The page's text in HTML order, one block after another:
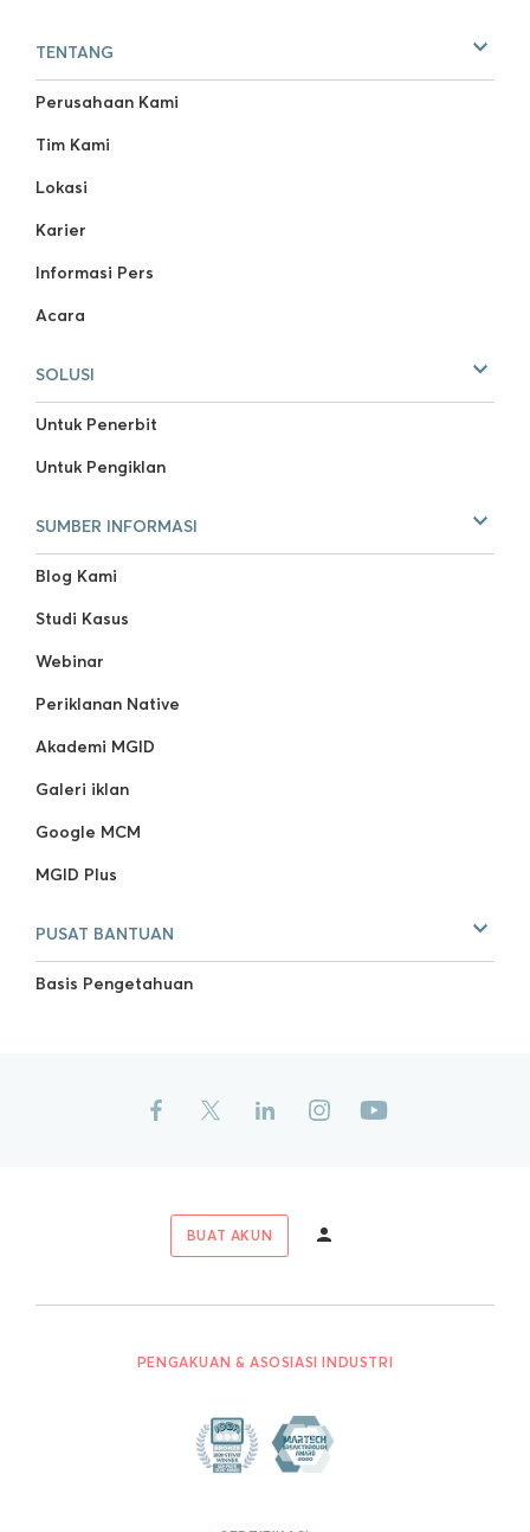
TENTANG
Perusahaan Kami
Tim Kami
Lokasi
Karier
Informasi Pers
Acara
SOLUSI
Untuk Penerbit
Untuk Pengiklan
SUMBER INFORMASI
Blog Kami
Studi Kasus
Webinar
Periklanan Native
Akademi MGID
Galeri iklan
Google MCM
MGID Plus
PUSAT BANTUAN
Basis Pengetahuan
BUAT AKUN
PENGAKUAN & ASOSIASI INDUSTRI